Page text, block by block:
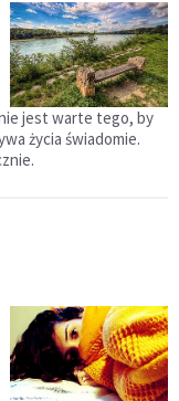
jest warte tego, by
życia świadomie.